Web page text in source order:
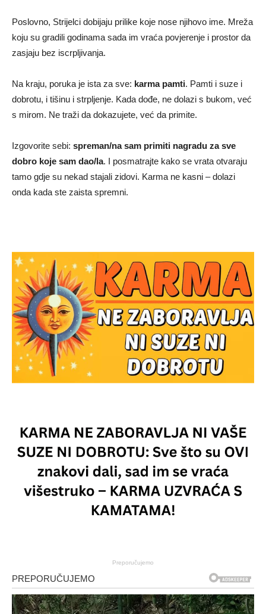
Poslovno, Strijelci dobijaju prilike koje nose njihovo ime. Mreža
koju su gradili godinama sada im vraća povjerenje i prostor da
zasjaju bez iscrpljivanja.
Na kraju, poruka je ista za sve: karma pamti. Pamti i suze i
dobrotu, i tišinu i strpljenje. Kada dođe, ne dolazi s bukom, već
s mirom. Ne traži da dokazujete, već da primite.
Izgovorite sebi: spreman/na sam primiti nagradu za sve
dobro koje sam dao/la. I posmatrajte kako se vrata otvaraju
tamo gdje su nekad stajali zidovi. Karma ne kasni – dolazi
onda kada ste zaista spremni.
Preporučujemo